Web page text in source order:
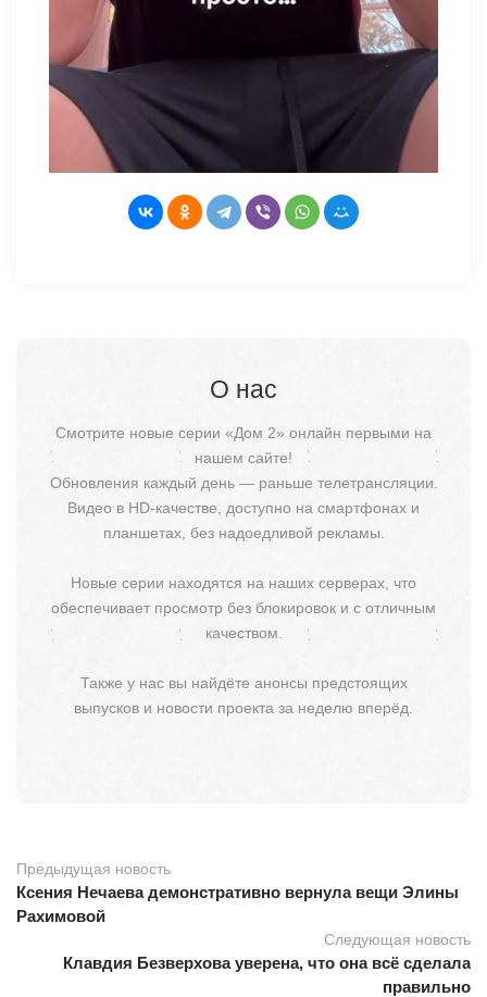
О нас
Смотрите новые серии «Дом 2» онлайн первыми на
нашем сайте!
Обновления каждый день — раньше телетрансляции.
Видео в HD-качестве, доступно на смартфонах и
планшетах, без надоедливой рекламы.
Новые серии находятся на наших серверах, что
обеспечивает просмотр без блокировок и с отличным
качеством.
Также у нас вы найдёте анонсы предстоящих
выпусков и новости проекта за неделю вперёд.
Предыдущая новость
Ксения Нечаева демонстративно вернула вещи Элины
Рахимовой
Следующая новость
Клавдия Безверхова уверена, что она всё сделала
правильно